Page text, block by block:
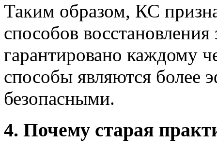
Таким образом, КС
способов
гарантировано каждому
способы являются более
безопасными.
4. Почему старая